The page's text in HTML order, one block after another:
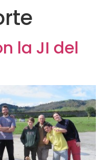
la JI del